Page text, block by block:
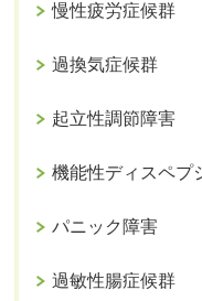
慢性疲労症候群
過換気症候群
起立性調節障害
機能性ディスペプ
パニック障害
過敏性腸症候群